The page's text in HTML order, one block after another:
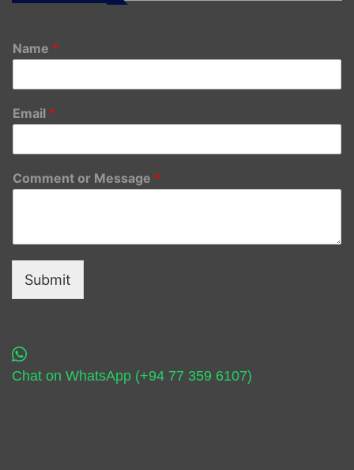
Name *
Email *
Comment or Message *
Submit
Chat on WhatsApp (+94 77 359 6107)